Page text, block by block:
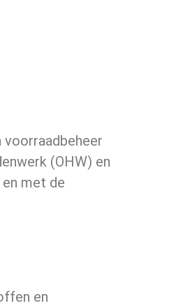
voorraadbeheer
(OHW) en
met de
en